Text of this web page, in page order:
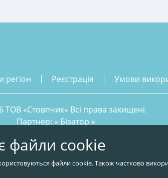
регіон реєстрація умови
ТОВ «Стовпчик» Всі права захищені.
Партнер: « Бізатор »
файли cookie
файли cookie. Також частково